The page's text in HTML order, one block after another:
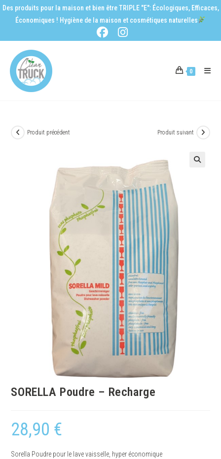
Des produits pour la maison et bien être TRIPLE "E": Écologiques, Efficaces,
Économiques ! Hygiène de la maison et cosmétiques naturelles
0
Produit précédent Produit suivant
SORELLA Poudre – Recharge
28,90 €
Sorella Poudre pour le lave vaisselle, hyper économique